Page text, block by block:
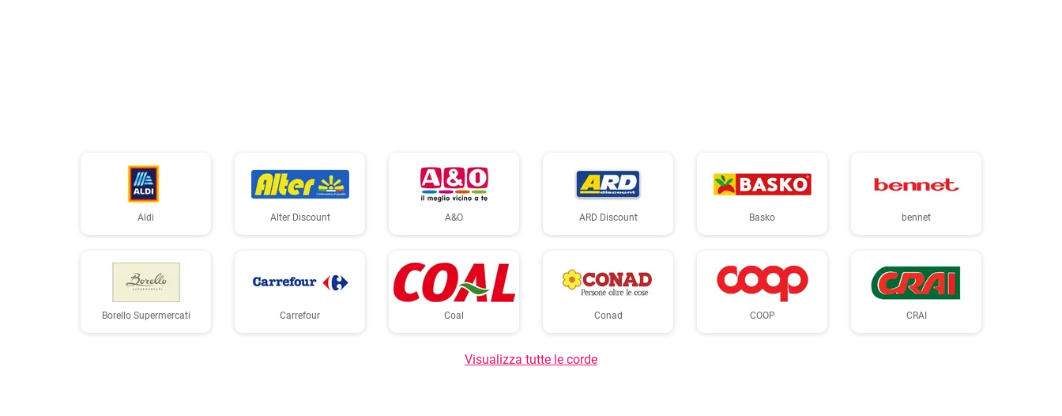
Aldi Alter Discount A&O ARD Discount Basko bennet
Borello Supermercati Carrefour Coal Conad COOP CRAI
Visualizza tutte le corde